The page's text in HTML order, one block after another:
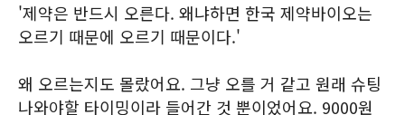
'제약은 반드시 오른다. 왜냐하면 한국 제약바이오는
오르기 때문에 오르기 때문이다.'
왜 오르는지도 몰랐어요. 그냥 오를 거 같고 원래 슈팅
나와야할 타이밍이라 들어간 것 뿐이었어요. 9000원